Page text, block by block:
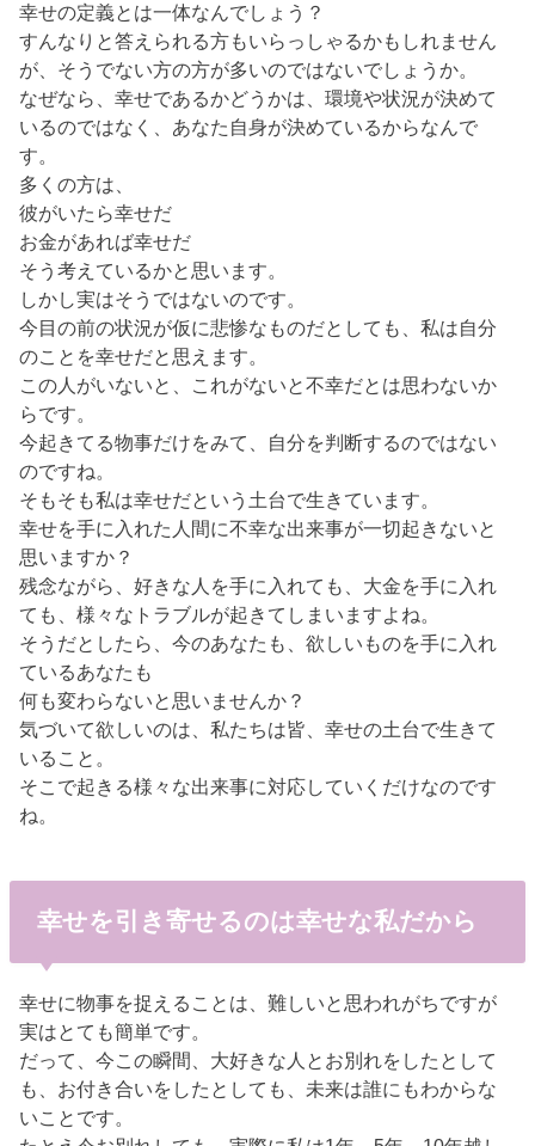
幸せの定義とは一体なんでしょう？
すんなりと答えられる方もいらっしゃるかもしれません
が、そうでない方の方が多いのではないでしょうか。
なぜなら、幸せであるかどうかは、環境や状況が決めて
いるのではなく、あなた自身が決めているからなんで
す。
多くの方は、
彼がいたら幸せだ
お金があれば幸せだ
そう考えているかと思います。
しかし実はそうではないのです。
今目の前の状況が仮に悲惨なものだとしても、私は自分
のことを幸せだと思えます。
この人がいないと、これがないと不幸だとは思わないか
らです。
今起きてる物事だけをみて、自分を判断するのではない
のですね。
そもそも私は幸せだという土台で生きています。
幸せを手に入れた人間に不幸な出来事が一切起きないと
思いますか？
残念ながら、好きな人を手に入れても、大金を手に入れ
ても、様々なトラブルが起きてしまいますよね。
そうだとしたら、今のあなたも、欲しいものを手に入れ
ているあなたも
何も変わらないと思いませんか？
気づいて欲しいのは、私たちは皆、幸せの土台で生きて
いること。
そこで起きる様々な出来事に対応していくだけなのです
ね。
幸せを引き寄せるのは幸せな私だから
幸せに物事を捉えることは、難しいと思われがちですが
実はとても簡単です。
だって、今この瞬間、大好きな人とお別れをしたとして
も、お付き合いをしたとしても、未来は誰にもわからな
いことです。